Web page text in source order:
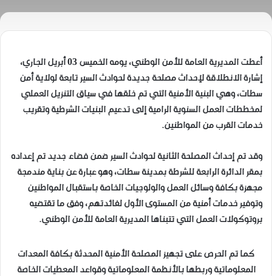
أعطت المديرية العامة للأمن الوطني، يومه الخميس 03 أبريل الجاري،
إشارة الانطلاقة لإحداث مصلحة جديدة لحوادث السير تابعة لولاية أمن
سطات، وهي البنية الأمنية التي تم خلقها في سياق التنزيل العملي
لمخططات العمل السنوية الرامية إلى تدعيم البنيات الشرطية وتقريب
خدمات القرب من المواطنين.
وقد تم إحداث المصلحة الثانية لحوادث السير ضمن فضاء جديد تم إعداده
بمقر الدائرة الرابعة للشرطة بمدينة سطات، وهو عبارة عن بناية مندمجة
مجهزة بكافة وسائل العمل والولوجيات الخاصة باستقبال المواطنين
وتوفير خدمات أمنية من المستوى الأول لفائدتهم، وفق ما تقتضيه
بروتوكولات العمل التي تتبناها المديرية العامة للأمن الوطني.
كما تم الحرص على تجهيز المصلحة الأمنية المحدثة بكافة المعدات
المعلوماتية وربطها بالأنظمة المعلوماتية وقواعد المعطيات الخاصة